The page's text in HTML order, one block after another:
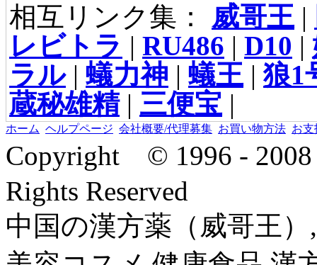
相互リンク集： 威哥王 |
レビトラ | RU486 | D10 |
ラル| 蟻力神 | 蟻王 |狼1
蔵秘雄精| 三便宝 |
ホーム ヘルプページ 会社概要/代理募集 お買い物方法 お支
Copyright © 1996 -
Rights Reserved
中国の漢方薬（威哥王